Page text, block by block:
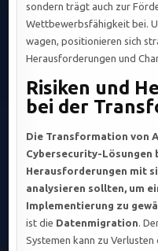
sondern trägt auch zur
Wettbewerbsfähigkeit bei.
wagen, positionieren sich
Herausforderungen und
Risiken und
bei der
Die Transformation von
Cybersecurity-Lösungen
Herausforderungen mit
analysieren sollten, um
Implementierung zu
ist die Datenmigration.
Systemen kann zu